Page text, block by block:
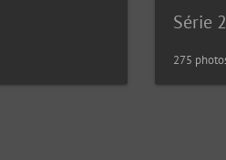
Série 2
275